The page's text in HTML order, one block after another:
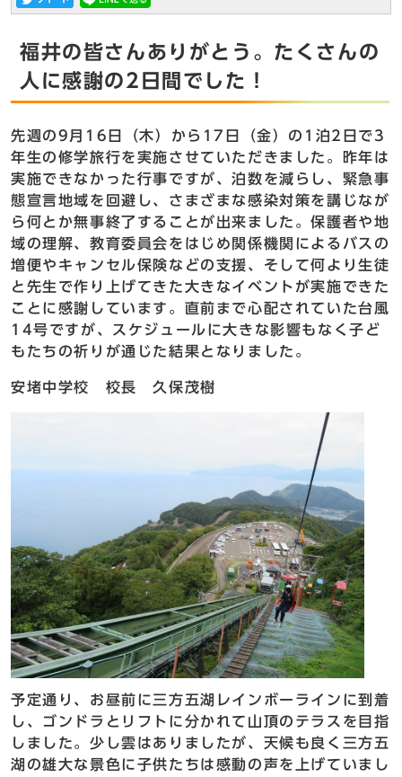
福井の皆さんありがとう。たくさんの
人に感謝の2日間でした！
先週の9月16日（木）から17日（金）の1泊2日で3
年生の修学旅行を実施させていただきました。昨年は
実施できなかった行事ですが、泊数を減らし、緊急事
態宣言地域を回避し、さまざまな感染対策を講じなが
ら何とか無事終了することが出来ました。保護者や地
域の理解、教育委員会をはじめ関係機関によるバスの
増便やキャンセル保険などの支援、そして何より生徒
と先生で作り上げてきた大きなイベントが実施できた
ことに感謝しています。直前まで心配されていた台風
14号ですが、スケジュールに大きな影響もなく子ど
もたちの祈りが通じた結果となりました。
安堵中学校 校長 久保茂樹
予定通り、お昼前に三方五湖レインボーラインに到着
し、ゴンドラとリフトに分かれて山頂のテラスを目指
しました。少し雲はありましたが、天候も良く三方五
湖の雄大な景色に子供たちは感動の声を上げていまし